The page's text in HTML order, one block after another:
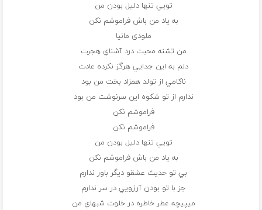
تويي تنها دليل بودن من
به ياد من باش فراموشم نکن
ملودی مانیا
من تشنه محبت درد آشناي هجرت
دلم به اين جدايي هرگز نکرده عادت
ناکامي از تولد همزاد بخت من بود
ندارم از تو شکوه اين سرنوشت من بود
فراموشم نکن
فراموشم نکن
تويي تنها دليل بودن من
به ياد من باش فراموشم نکن
بي تو حديث عشقو ديگر باور ندارم
جز با تو بودن آرزويي در سر ندارم
ميپيچه عطر خاطره در خلوت شبهاي من